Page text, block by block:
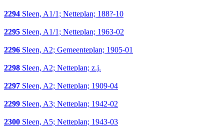
2294 Sleen, A1/1; Netteplan; 188?-10
2295 Sleen, A1/1; Netteplan; 1963-02
2296 Sleen, A2; Gemeenteplan; 1905-01
2298 Sleen, A2; Netteplan; z.j.
2297 Sleen, A2; Netteplan; 1909-04
2299 Sleen, A3; Netteplan; 1942-02
2300 Sleen, A5; Netteplan; 1943-03